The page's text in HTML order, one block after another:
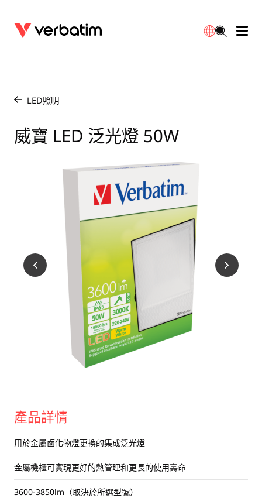
LED照明
威寶 LED 泛光燈 50W
產品詳情
用於金屬鹵化物燈更換的集成泛光燈
金屬機櫃可實現更好的熱管理和更長的使用壽命
3600-3850lm（取決於所選型號）
BD-R/RE光碟
CD-R/RW光碟
USB 隨身碟
配件
便攜式顯示器
滑鼠和鍵盤
集線器和適配器
藍牙追蹤器
便攜式風扇
電源充電
旅行轉插
充電器
燈泡
射燈
保養
代理商
繁體中文